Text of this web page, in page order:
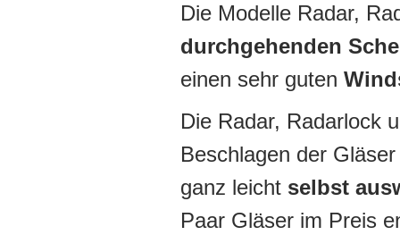
Die Modelle Radar,
durchgehenden
einen sehr guten
Die Radar, Radarlock
Beschlagen der
ganz leicht selbst
Paar Gläser im Preis